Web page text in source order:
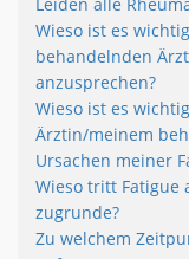
Wieso ist es
behandelnden
anzusprechen?
Wieso ist es
Ärztin/meinem
Ursachen meiner
Wieso tritt Fatigue
zugrunde?
Zu welchem